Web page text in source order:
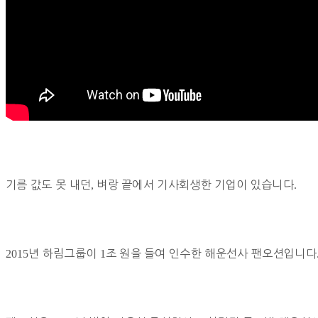
기름 값도 못 내던, 벼랑 끝에서 기사회생한 기업이 있습니다.
2015년 하림그룹이 1 조 원을 들여 인수한 해운선사 팬오션입니다